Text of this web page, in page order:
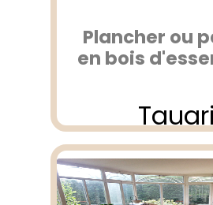
Plancher ou
en bois
Tauari